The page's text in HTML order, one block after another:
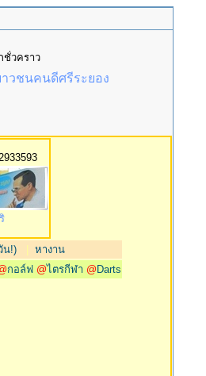
ชั่วคราว
าวชนคนดีศรีระยอง
น!) |หางาน
กอล์ฟ @ไตรกีฬา @ Darts